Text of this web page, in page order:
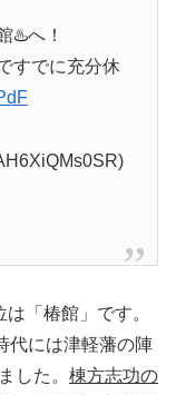
♨️へ！
すでに充分休
「椿館」です。
代には津軽藩の陣
した。 棟方志功の